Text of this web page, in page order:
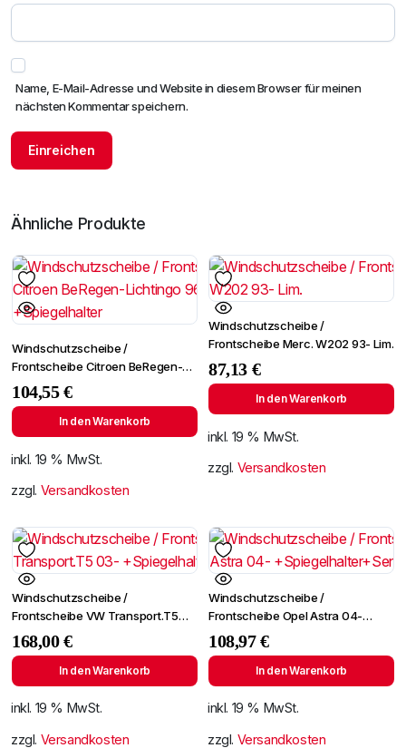
Name, E-Mail-Adresse und Website in diesem Browser für meinen
nächsten Kommentar speichern.
Ähnliche Produkte
Windschutzscheibe /
Frontscheibe Citroen BeRegen-
Lichtingo 96- +Spiegelhalter
104,55€
In den Warenkorb
inkl. 19 % MwSt.
zzgl. Versandkosten
Windschutzscheibe /
Frontscheibe Merc. W202 93- Lim.
87,13 €
In den Warenkorb
inkl. 19 % MwSt.
zzgl. Versandkosten
Windschutzscheibe /
Frontscheibe VW Transport.T5
03- +Spiegelhalter
168,00€
In den Warenkorb
inkl. 19 % MwSt.
zzgl. Versandkosten
Windschutzscheibe /
Frontscheibe Opel Astra 04-
+Spiegelhalter+Sensor
108,97€
In den Warenkorb
inkl. 19 % MwSt.
zzgl. Versandkosten